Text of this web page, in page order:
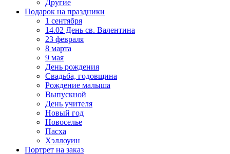
Другие
Подарок на праздники
1 сентября
14.02 День св. Валентина
23 февраля
8 марта
9 мая
День рождения
Свадьба, годовщина
Рождение малыша
Выпускной
День учителя
Новый год
Новоселье
Пасха
Хэллоуин
Портрет на заказ